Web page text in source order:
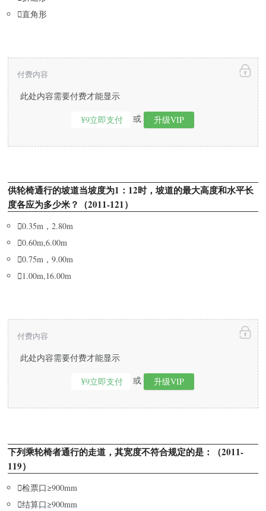
直角形
此处内容需要付费才能显示
¥9立即支付 或 升级VIP
付费内容
供轮椅通行的坡道当坡度为1：12时，坡道的最大高度和水平长
度各应为多少米？（2011-121）
0.35m，2.80m
0.60m,6.00m
0.75m，9.00m
1.00m,16.00m
此处内容需要付费才能显示
¥9立即支付 或 升级VIP
付费内容
下列乘轮椅者通行的走道，其宽度不符合规定的是：（2011-
119）
检票口≥900mm
结算口≥900mm